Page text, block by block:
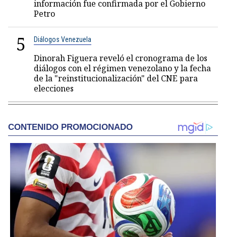
información fue confirmada por el Gobierno
Petro
5 Diálogos Venezuela
Dinorah Figuera reveló el cronograma de los
diálogos con el régimen venezolano y la fecha
de la "reinstitucionalización" del CNE para
elecciones